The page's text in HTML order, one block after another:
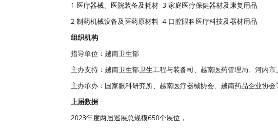
1 医疗器械、医院装备及耗材 3 家庭医疗保健器材及康复用品
2 制药机械设备及医药原材料 4 口腔眼科医疗科技及器材用品
组织机构
指导单位：越南卫生部
主办支持：越南卫生部卫生工程与装备司、越南医药管理局、河内市
主办承办：国家眼科研究所、越南医疗器械协会、越南药品企业协会
上届数据
2023年度两届巡展总规模650个展位，